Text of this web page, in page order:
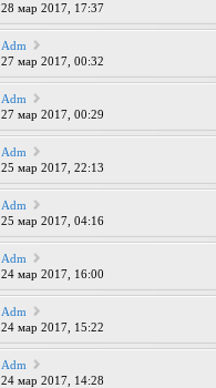
28 мар 2017, 17:37
Adm
27 мар 2017, 00:32
Adm
27 мар 2017, 00:29
Adm
25 мар 2017, 22:13
Adm
25 мар 2017, 04:16
Adm
24 мар 2017, 16:00
Adm
24 мар 2017, 15:22
Adm
24 мар 2017, 14:28